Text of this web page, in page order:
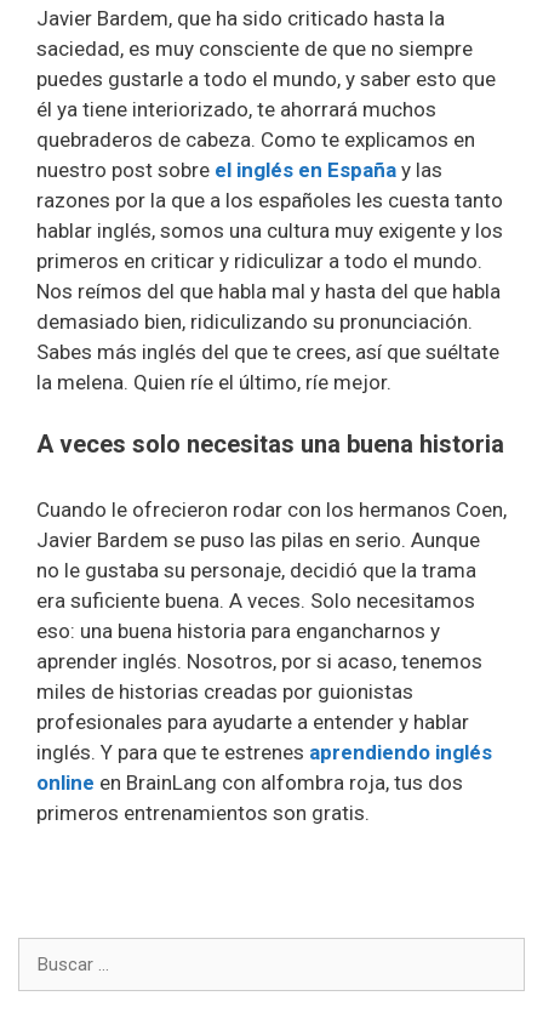
Javier Bardem, que ha sido criticado hasta la
saciedad, es muy consciente de que no siempre
puedes gustarle a todo el mundo, y saber esto que
él ya tiene interiorizado, te ahorrará muchos
quebraderos de cabeza. Como te explicamos en
nuestro post sobre el inglés en España y las
razones por la que a los españoles les cuesta tanto
hablar inglés, somos una cultura muy exigente y los
primeros en criticar y ridiculizar a todo el mundo.
Nos reímos del que habla mal y hasta del que habla
demasiado bien, ridiculizando su pronunciación.
Sabes más inglés del que te crees, así que suéltate
la melena. Quien ríe el último, ríe mejor.
A veces solo necesitas una buena historia
Cuando le ofrecieron rodar con los hermanos Coen,
Javier Bardem se puso las pilas en serio. Aunque
no le gustaba su personaje, decidió que la trama
era suficiente buena. A veces. Solo necesitamos
eso: una buena historia para engancharnos y
aprender inglés. Nosotros, por si acaso, tenemos
miles de historias creadas por guionistas
profesionales para ayudarte a entender y hablar
inglés. Y para que te estrenes aprendiendo inglés
online en BrainLang con alfombra roja, tus dos
primeros entrenamientos son gratis.